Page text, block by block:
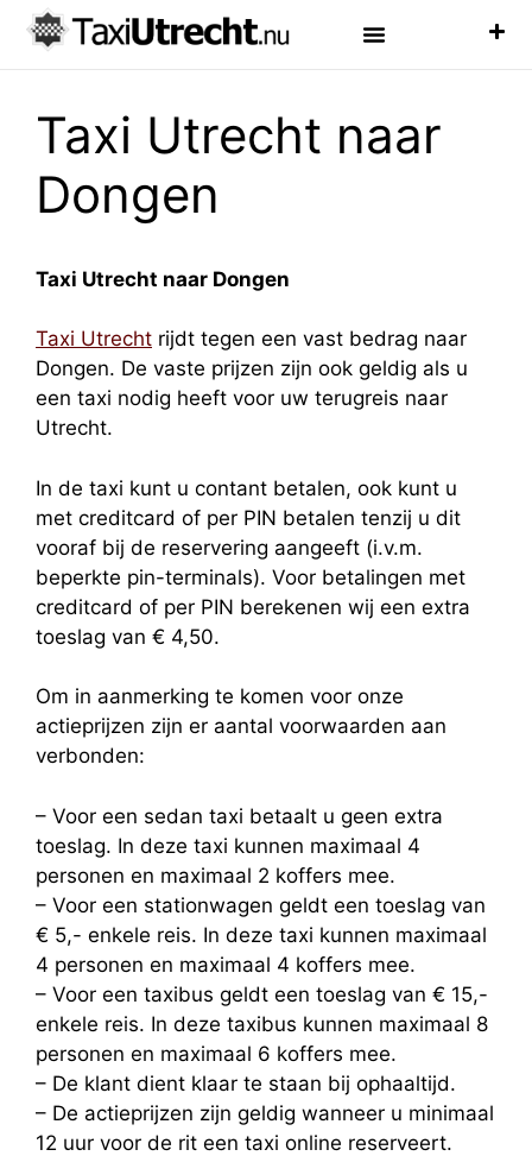
Taxi Utrecht naar
Dongen
Taxi Utrecht naar Dongen
Taxi Utrecht rijdt tegen een vast bedrag naar
Dongen. De vaste prijzen zijn ook geldig als u
een taxi nodig heeft voor uw terugreis naar
Utrecht.
In de taxi kunt u contant betalen, ook kunt u
met creditcard of per PIN betalen tenzij u dit
vooraf bij de reservering aangeeft (i.v.m.
beperkte pin-terminals). Voor betalingen met
creditcard of per PIN berekenen wij een extra
toeslag van € 4,50.
Om in aanmerking te komen voor onze
actieprijzen zijn er aantal voorwaarden aan
verbonden:
– Voor een sedan taxi betaalt u geen extra
toeslag. In deze taxi kunnen maximaal 4
personen en maximaal 2 koffers mee.
– Voor een stationwagen geldt een toeslag van
€ 5,- enkele reis. In deze taxi kunnen maximaal
4 personen en maximaal 4 koffers mee.
– Voor een taxibus geldt een toeslag van € 15,-
enkele reis. In deze taxibus kunnen maximaal 8
personen en maximaal 6 koffers mee.
– De klant dient klaar te staan bij ophaaltijd.
– De actieprijzen zijn geldig wanneer u minimaal
12 uur voor de rit een taxi online reserveert.